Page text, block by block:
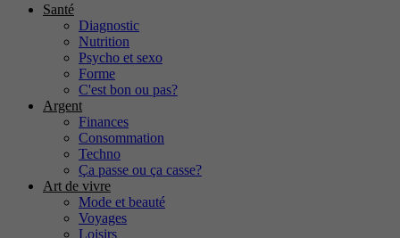
Santé
Diagnostic
Nutrition
Psycho et sexo
Forme
C'est bon ou pas?
Argent
Finances
Consommation
Techno
Ça passe ou ça casse?
Art de vivre
Mode et beauté
Voyages
Loisirs